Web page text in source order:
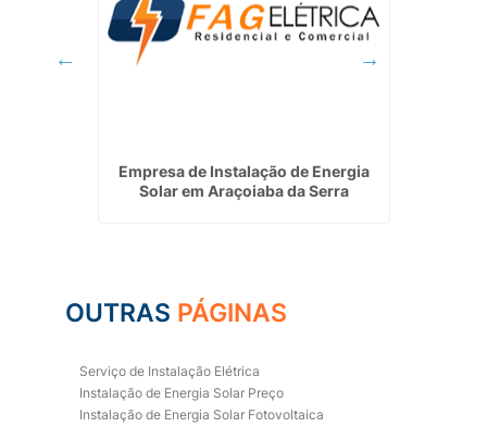
Empresa de Instalação de Energia
Solar em Araçoiaba da Serra
OUTRAS PÁGINAS
Serviço de Instalação Elétrica
Instalação de Energia Solar Preço
Instalação de Energia Solar Fotovoltaica